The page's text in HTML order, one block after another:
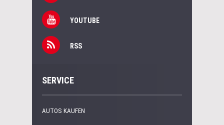
YOUTUBE
RSS
SERVICE
AUTOS KAUFEN